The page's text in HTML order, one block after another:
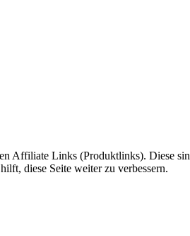
Affiliate Links (Produktlinks).
diese Seite weiter zu verbessern.